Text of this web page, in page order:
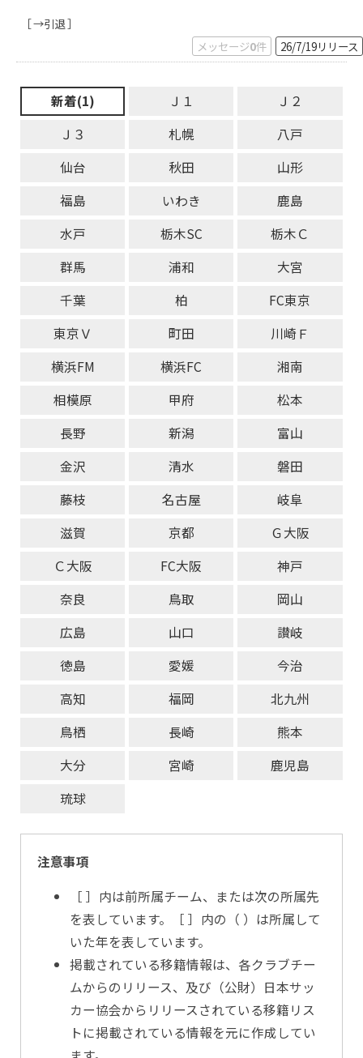
［ →引退 ］
メッセージ0件 26/7/19リリース
新着(1) Ｊ１
Ｊ２
Ｊ３
札幌
八戸
仙台
秋田
山形
福島
いわき
鹿島
水戸
栃木SC
栃木Ｃ
群馬
浦和
大宮
千葉
柏
FC東京
東京Ｖ
町田
川崎Ｆ
横浜FM
横浜FC
湘南
相模原
甲府
松本
長野
新潟
富山
金沢
清水
磐田
藤枝
名古屋
岐阜
滋賀
京都
Ｇ大阪
Ｃ大阪
FC大阪
神戸
奈良
鳥取
岡山
広島
山口
讃岐
徳島
愛媛
今治
高知
福岡
北九州
鳥栖
長崎
熊本
大分
宮崎
鹿児島
琉球
注意事項
［ ］内は前所属チーム、または次の所属先
を表しています。［ ］内の（ ）は所属して
いた年を表しています。
掲載されている移籍情報は、各クラブチー
ムからのリリース、及び（公財）日本サッ
カー協会からリリースされている移籍リス
トに掲載されている情報を元に作成してい